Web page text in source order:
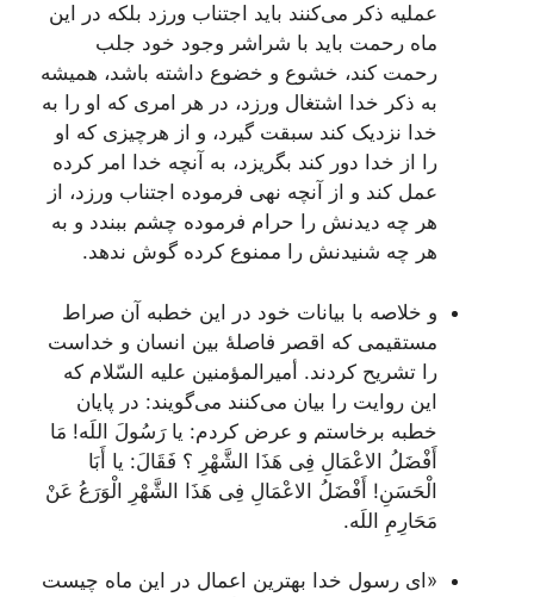
عملیه‌ ذکر می‌کنند باید اجتناب‌ ورزد بلکه‌ در این‌
ماه‌ رحمت‌ باید با شراشر وجود خود جلب‌
رحمت‌ کند، خشوع‌ و خضوع‌ داشته‌ باشد، همیشه‌
به‌ ذکر خدا اشتغال‌ ورزد، در هر امری‌ که‌ او را به‌
خدا نزدیک‌ کند سبقت‌ گیرد، و از هرچیزی‌ که‌ او
را از خدا دور کند بگریزد، به‌ آنچه‌ خدا امر کرده‌
عمل‌ کند و از آنچه‌ نهی‌ فرموده‌ اجتناب‌ ورزد، از
هر چه‌ دیدنش‌ را حرام‌ فرموده‌ چشم‌ ببندد و به‌
هر چه‌ شنیدنش‌ را ممنوع‌ کرده‌ گوش‌ ندهد.
و خلاصه‌ با بیانات‌ خود در این‌ خطبه‌ آن‌ صراط‌
مستقیمی‌ که‌ اقصر فاصلۀ بین‌ انسان‌ و خداست‌
را تشریح‌ کردند. أمیرالمؤمنین‌ علیه‌ السّلام‌ که‌
این‌ روایت‌ را بیان‌ می‌کنند می‌گویند: در پایان‌
خطبه‌ برخاستم‌ و عرض‌ کردم‌: یا رَسُولَ اللَه! مَا
أَفْضَلُ الاعْمَالِ فِی‌ هَذَا الشَّهْرِ ؟ فَقَالَ: یا أَبَا
الْحَسَنِ! أَفْضَلُ الاعْمَالِ فِی‌ هَذَا الشَّهْرِ الْوَرَعُ عَنْ
مَحَارِمِ اللَه.
«ای‌ رسول‌ خدا بهترین‌ اعمال‌ در این‌ ماه‌ چیست‌